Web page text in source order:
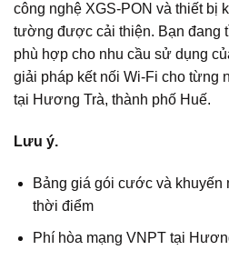
công nghệ XGS-PON và thiết bị
tường được cải thiện. Bạn đang
phù hợp cho nhu cầu sử dụng
giải pháp kết nối Wi-Fi cho từng
tại Hương Trà, thành phố Huế.
Lưu ý.
Bảng giá gói cước và khuyến
thời điểm
Phí hòa mạng VNPT tại